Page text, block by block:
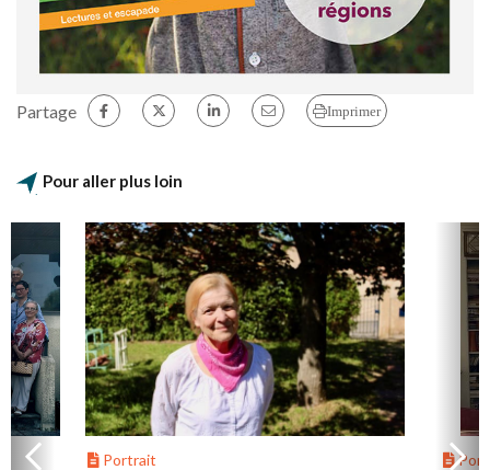
Partage Imprimer
Pour aller plus loin
Portrait